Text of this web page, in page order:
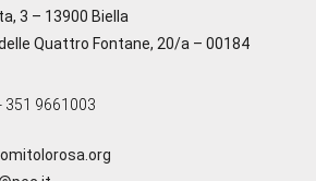
3 – 13900 Biella
Quattro Fontane, 20/a – 00184
351 9661003